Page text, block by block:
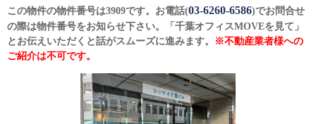
この物件の物件番号は3909です。お電話(03-6260-6586)でお問合せ
の際は物件番号をお知らせ下さい。「千葉オフィスMOVEを見て」
とお伝えいただくと話がスムーズに進みます。
※不動産業者様への
ご紹介は不可です。